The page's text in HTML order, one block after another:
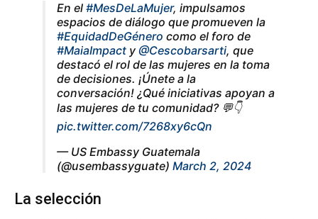
En el #MesDeLaMujer, impulsamos
espacios de diálogo que promueven la
#EquidadDeGénero como el foro de
#MaiaImpact y @Cescobarsarti, que
destacó el rol de las mujeres en la toma
de decisiones. ¡Únete a la
conversación! ¿Qué iniciativas apoyan a
las mujeres de tu comunidad? 💬👇
pic.twitter.com/7268xy6cQn
— US Embassy Guatemala
(@usembassyguate) March 2, 2024
La selección